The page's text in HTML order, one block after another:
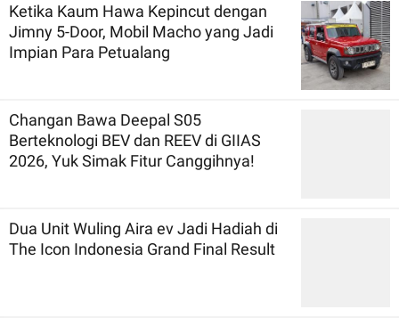
Ketika Kaum Hawa Kepincut dengan
Jimny 5-Door, Mobil Macho yang Jadi
Impian Para Petualang
Changan Bawa Deepal S05
Berteknologi BEV dan REEV di GIIAS
2026, Yuk Simak Fitur Canggihnya!
Dua Unit Wuling Aira ev Jadi Hadiah di
The Icon Indonesia Grand Final Result